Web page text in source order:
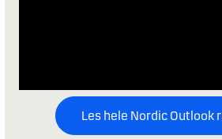
Les hele Nordic Outlook